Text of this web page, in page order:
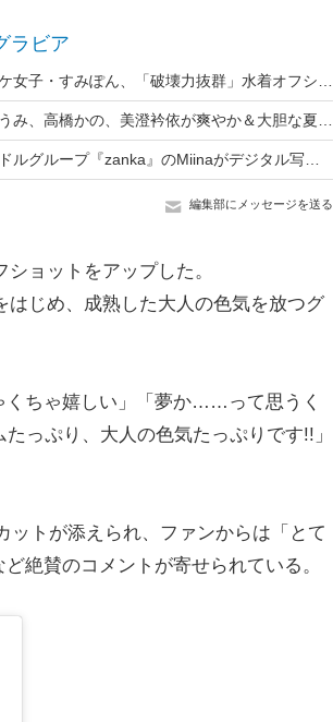
ラビア
編集部にメッセージを送る
ショットをアップした。
じめ、成熟した大人の色気を放つグ
ちゃ嬉しい」「夢か……って思うく
っぷり、大人の色気たっぷりです!!」
トが添えられ、ファンからは「とて
絶賛のコメントが寄せられている。